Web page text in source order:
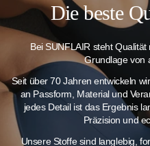
Die beste
Bei SUNFLAIR steht
Grundlage von
Seit über 70 Jahren entwickeln
an Passform, Material und
jedes Detail ist das Ergebnis
Präzision und
Unsere Stoffe sind langlebig,